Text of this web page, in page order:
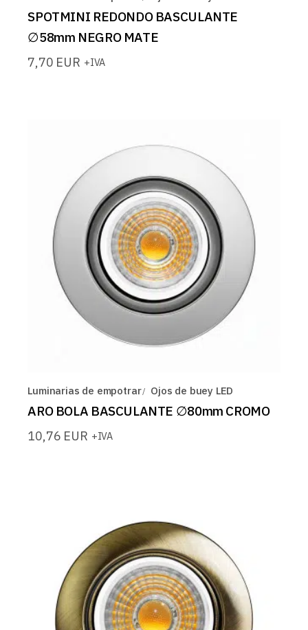
SPOTMINI REDONDO BASCULANTE
∅58mm NEGRO MATE
7,70 EUR +IVA
Luminarias de empotrar Ojos de buey LED
ARO BOLA BASCULANTE ∅80mm CROMO
10,76 EUR +IVA